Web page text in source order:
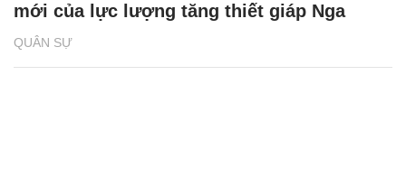
QUÂN SỰ
mới của lực lượng tăng thiết giáp Nga